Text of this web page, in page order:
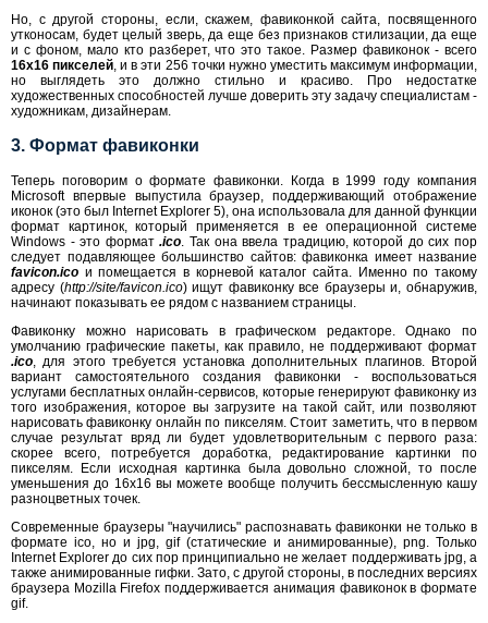
Но, с другой стороны, если, скажем, фавиконкой сайта, посвященного
утконосам, будет целый зверь, да еще без признаков стилизации, да еще
и с фоном, мало кто разберет, что это такое. Размер фавиконок - всего
16х16 пикселей, и в эти 256 точки нужно уместить максимум информации,
но выглядеть это должно стильно и красиво. Про недостатке
художественных способностей лучше доверить эту задачу специалистам -
художникам, дизайнерам.
3. Формат фавиконки
Теперь поговорим о формате фавиконки. Когда в 1999 году компания
Microsoft впервые выпустила браузер, поддерживающий отображение
иконок (это был Internet Explorer 5), она использовала для данной функции
формат картинок, который применяется в ее операционной системе
Windows - это формат.ico. Так она ввела традицию, которой до сих пор
следует подавляющее большинство сайтов: фавиконка имеет название
favicon.ico и помещается в корневой каталог сайта. Именно по такому
адресу (http://site/favicon.ico) ищут фавиконку все браузеры и, обнаружив,
начинают показывать ее рядом с названием страницы.
Фавиконку можно нарисовать в графическом редакторе. Однако по
умолчанию графические пакеты, как правило, не поддерживают формат
.ico, для этого требуется установка дополнительных плагинов. Второй
вариант самостоятельного создания фавиконки - воспользоваться
услугами бесплатных онлайн-сервисов, которые генерируют фавиконку из
того изображения, которое вы загрузите на такой сайт, или позволяют
нарисовать фавиконку онлайн по пикселям. Стоит заметить, что в первом
случае результат вряд ли будет удовлетворительным с первого раза:
скорее всего, потребуется доработка, редактирование картинки по
пикселям. Если исходная картинка была довольно сложной, то после
уменьшения до 16х16 вы можете вообще получить бессмысленную кашу
разноцветных точек.
Современные браузеры "научились" распознавать фавиконки не только в
формате ico, но и jpg, gif (статические и анимированные), png. Только
Internet Explorer до сих пор принципиально не желает поддерживать jpg, а
также анимированные гифки. Зато, с другой стороны, в последних версиях
браузера Mozilla Firefox поддерживается анимация фавиконок в формате
gif.